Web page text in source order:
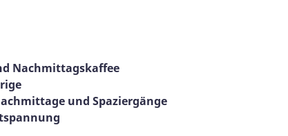
Nachmittagskaffee
und Spaziergänge